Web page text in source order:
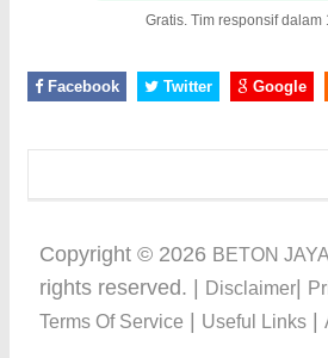
Gratis. Tim responsif dalam
Facebook Twitter Google
Copyright © 2026 BETON
rights reserved. |
Disclaimer
Terms Of Service Useful Links